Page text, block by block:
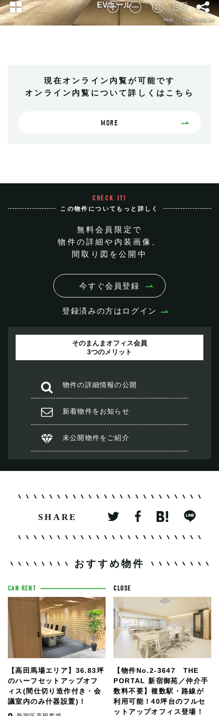
現在オンライン内覧が可能です
オンライン内覧について詳しくはこちら
MORE
CHECK IT!
この物件についてもっと詳しく
無料会員限定で
物件の詳細や内装画像、
間取り図を公開中
今すぐ会員登録
登録済みの方はログイン
そのまんまオフィス会員
3つのメリット
物件の詳細情報の公開
新着物件をお知らせ
未公開物件をご紹介
SHARE
おすすめ物件
CAN RENT
【高田馬場エリア】36.83坪
のハーフセットアップオフ
ィス(間仕切り造作付き・会
議室内のみ什器設置)！
CLOSE
【物件No.2-3647 THE
PORTAL 新宿御苑／仲介手
数料不要】複数駅・路線が
利用可能！40坪台のフルセ
ットアップオフィス登場！